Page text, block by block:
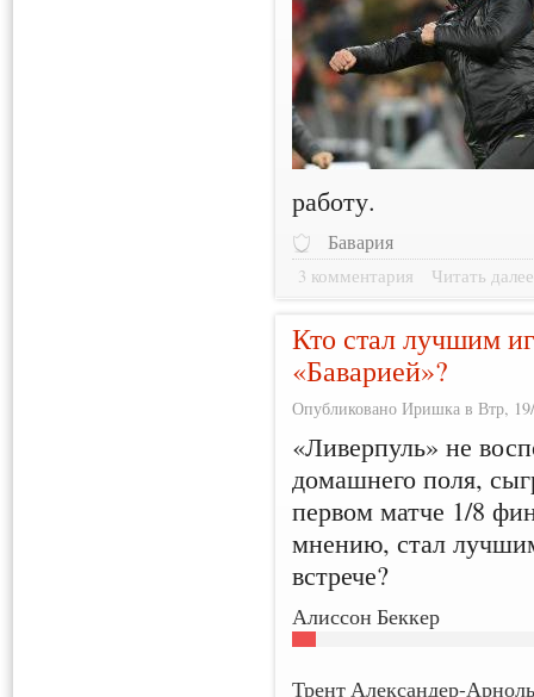
работу.
Бавария
3 комментария Читать далее
Кто стал лучшим
«Баварией»?
Опубликовано Иришка в Втр,
«Ливерпуль» не
домашнего поля,
первом матче 1/8
мнению, стал
встрече?
Алиссон Беккер
Трент Александер-